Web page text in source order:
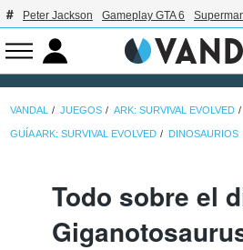
Peter Jackson Gameplay GTA 6
VANDAL JUEGOS ARK: SURVIVAL EVOLVED
GUÍA ARK: SURVIVAL EVOLVED DINOSAURIOS
Todo sobre el